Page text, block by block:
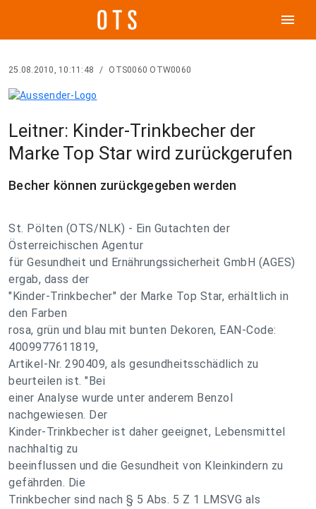
menu
25.08.2010, 10:11:48 / OTS0060 OTW0060
Leitner: Kinder-Trinkbecher der
Marke Top Star wird zurückgerufen
Becher können zurückgegeben werden
St. Pölten (OTS/NLK) - Ein Gutachten der
Österreichischen Agentur
für Gesundheit und Ernährungssicherheit GmbH (AGES)
ergab, dass der
"Kinder-Trinkbecher" der Marke Top Star, erhältlich in
den Farben
rosa, grün und blau mit bunten Dekoren, EAN-Code:
4009977611819,
Artikel-Nr. 290409, als gesundheitsschädlich zu
beurteilen ist. "Bei
einer Analyse wurde unter anderem Benzol
nachgewiesen. Der
Kinder-Trinkbecher ist daher geeignet, Lebensmittel
nachhaltig zu
beeinflussen und die Gesundheit von Kleinkindern zu
gefährden. Die
Trinkbecher sind nach § 5 Abs. 5 Z 1 LMSVG als